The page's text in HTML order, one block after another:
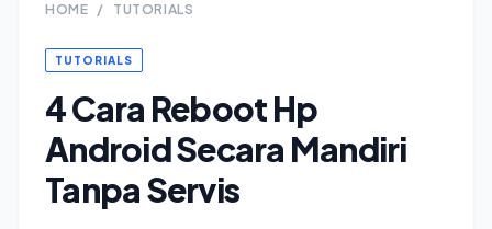
HOME / TUTORIALS
TUTORIALS
4 Cara Reboot Hp
Android Secara Mandiri
Tanpa Servis